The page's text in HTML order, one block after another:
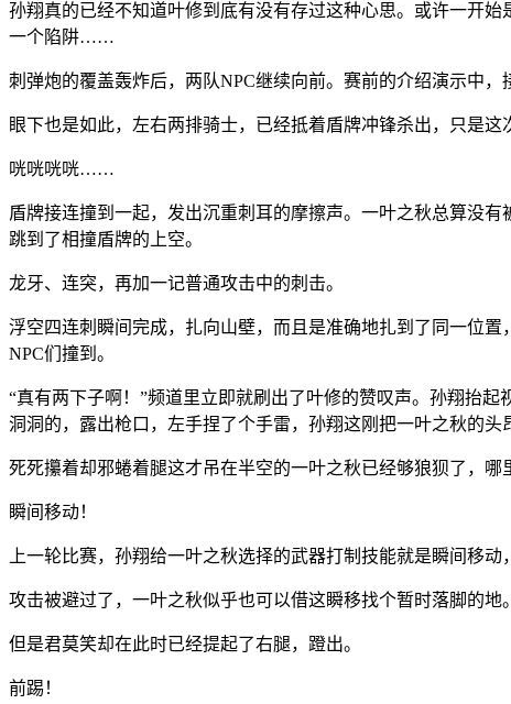
孙翔真的已经不知道叶修到底有没有存过这种心思。或许一开
一个陷阱……
刺弹炮的覆盖轰炸后，两队NPC继续向前。赛前的介绍演示中
眼下也是如此，左右两排骑士，已经抵着盾牌冲锋杀出，只是
咣咣咣咣……
盾牌接连撞到一起，发出沉重刺耳的摩擦声。一叶之秋总算没
跳到了相撞盾牌的上空。
龙牙、连突，再加一记普通攻击中的刺击。
浮空四连刺瞬间完成，扎向山壁，而且是准确地扎到了同一位
NPC们撞到。
“真有两下子啊！”频道里立即就刷出了叶修的赞叹声。孙翔抬
洞洞的，露出枪口，左手捏了个手雷，孙翔这刚把一叶之秋的
死死攥着却邪蜷着腿这才吊在半空的一叶之秋已经够狼狈了，
瞬间移动！
上一轮比赛，孙翔给一叶之秋选择的武器打制技能就是瞬间移动
攻击被避过了，一叶之秋似乎也可以借这瞬移找个暂时落脚的地。
但是君莫笑却在此时已经提起了右腿，蹬出。
前踢！